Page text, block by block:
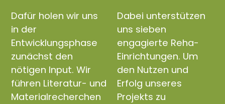
Dafür holen wir uns
in der
Entwicklungsphase
zunächst den
nötigen Input. Wir
führen Literatur- und
Materialrecherchen
Dabei unterstützen
uns sieben
engagierte Reha-
Einrichtungen. Um
den Nutzen und
Erfolg unseres
Projekts zu